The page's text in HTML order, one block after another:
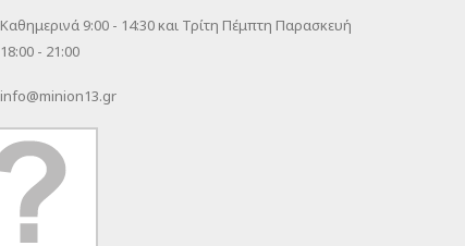
Καθημερινά 9:00 - 14:30 και Τρίτη Πέμπτη Παρασκευή
18:00 - 21:00
info@minion13.gr